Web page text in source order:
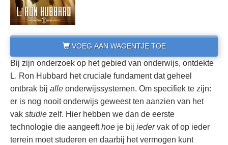
VOEG AAN WAGENTJE TOE
Bij zijn onderzoek op het gebied van onderwijs, ontdekte
L. Ron Hubbard het cruciale fundament dat geheel
ontbrak bij alle onderwijssystemen. Om specifiek te zijn:
er is nog nooit onderwijs geweest ten aanzien van het
vak studie zelf. Hier hebben we dan de eerste
technologie die aangeefthoe je bij iedervak of op ieder
terrein moet studeren en daarbij het vermogen kunt